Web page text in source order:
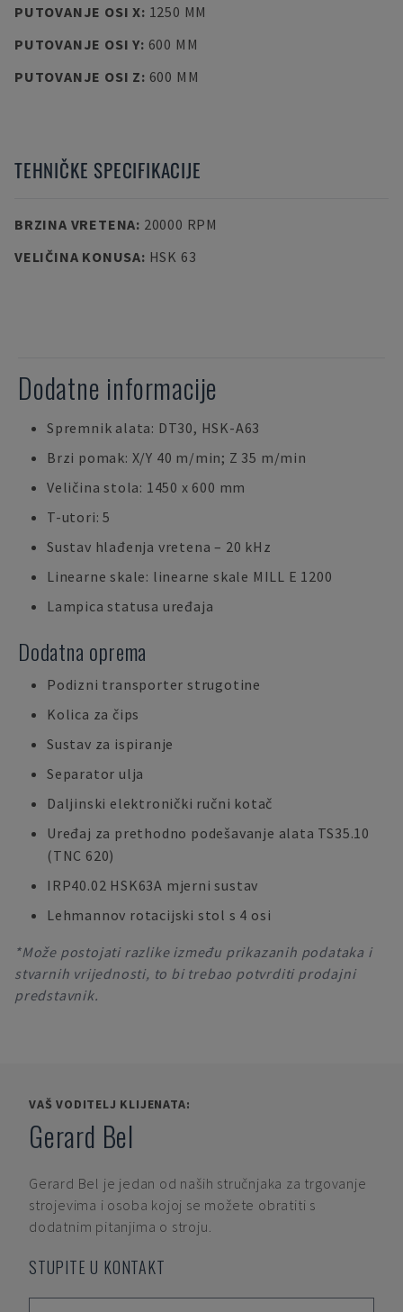
PUTOVANJE OSI X: 1250 MM
PUTOVANJE OSI Y: 600 MM
PUTOVANJE OSI Z: 600 MM
TEHNIČKE SPECIFIKACIJE
BRZINA VRETENA: 20000 RPM
VELIČINA KONUSA: HSK 63
Dodatne informacije
Spremnik alata: DT30, HSK-A63
Brzi pomak: X/Y 40 m/min; Z 35 m/min
Veličina stola: 1450 x 600 mm
T-utori: 5
Sustav hlađenja vretena – 20 kHz
Linearne skale: linearne skale MILL E 1200
Lampica statusa uređaja
Dodatna oprema
Podizni transporter strugotine
Kolica za čips
Sustav za ispiranje
Separator ulja
Daljinski elektronički ručni kotač
Uređaj za prethodno podešavanje alata TS35.10
(TNC 620)
IRP40.02 HSK63A mjerni sustav
Lehmannov rotacijski stol s 4 osi
*Može postojati razlike između prikazanih podataka i
stvarnih vrijednosti, to bi trebao potvrditi prodajni
predstavnik.
VAŠ VODITELJ KLIJENATA:
Gerard Bel
Gerard Bel je jedan od naših stručnjaka za trgovanje
strojevima i osoba kojoj se možete obratiti s
dodatnim pitanjima o stroju.
STUPITE U KONTAKT